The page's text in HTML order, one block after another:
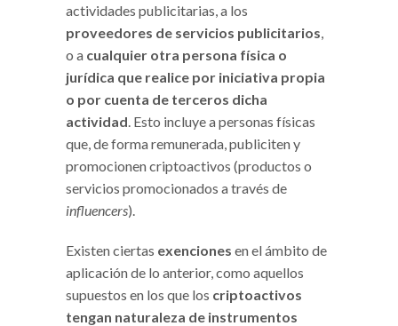
actividades publicitarias, a los
proveedores de servicios publicitarios,
o a cualquier otra persona física o
jurídica que realice por iniciativa propia
o por cuenta de terceros dicha
actividad. Esto incluye a personas físicas
que, de forma remunerada, publiciten y
promocionen criptoactivos (productos o
servicios promocionados a través de
influencers).
Existen ciertas exenciones en el ámbito de
aplicación de lo anterior, como aquellos
supuestos en los que los criptoactivos
tengan naturaleza de instrumentos